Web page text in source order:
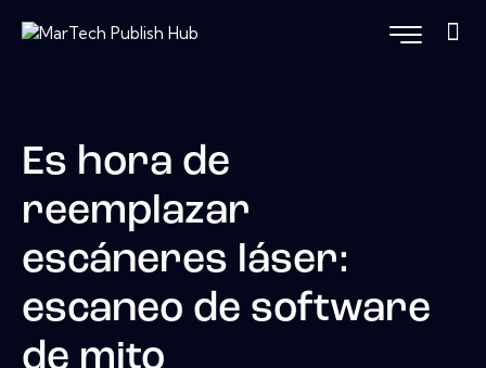
Es hora de
reemplazar
escáneres láser:
escaneo de software
de mito